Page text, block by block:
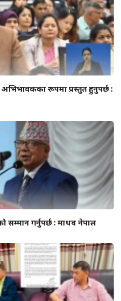
रूपमा प्रस्तुत हुनुपर्छ :
सम्मान गर्नुपर्छ : माधव नेपाल